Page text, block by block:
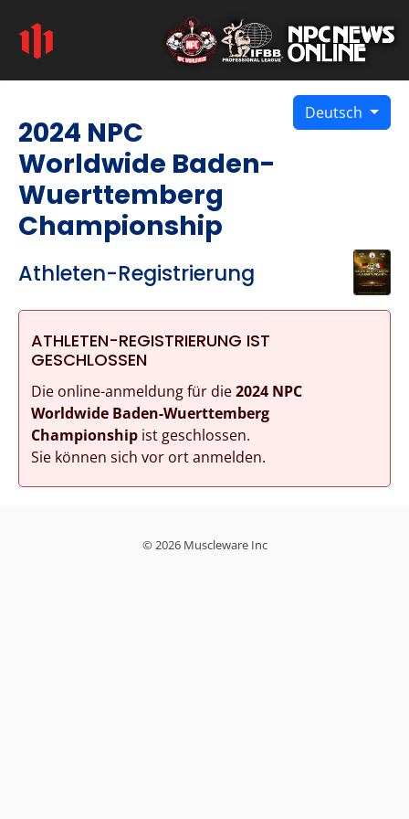
Deutsch
2024 NPC
Worldwide Baden-
Wuerttemberg
Championship
Athleten-Registrierung
ATHLETEN-REGISTRIERUNG IST
GESCHLOSSEN
Die online-anmeldung für die2024 NPC
Worldwide Baden-Wuerttemberg
Championshipist geschlossen.
Sie können sich vor ort anmelden.
© 2026 Muscleware Inc